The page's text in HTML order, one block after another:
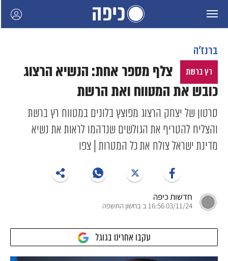
ברנז'ה
רץ ברשת
צלף מספר אחת: הנשיא הרצוג
כובש את המטווח ואת הרשת
סרטון של יצחק הרצוג מפוצץ בלונים במטווח רץ ברשת
והצליח להטריף את הגולשים שנדהמו לראות את נשיא
מדינת ישראל צולח את כל המטרות | צפו
חדשות כיפה
03/11/24 16:56 ב בחשון התשפה
עקבו אחרינו בגוגל